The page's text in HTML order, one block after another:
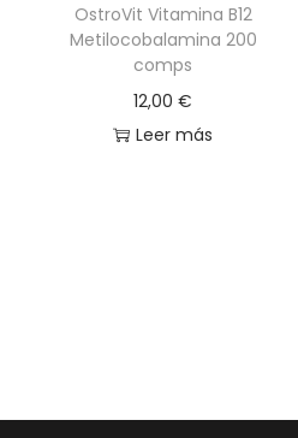
OstroVit Vitamina B12
Metilocobalamina 200
comps
12,00€
Leer más